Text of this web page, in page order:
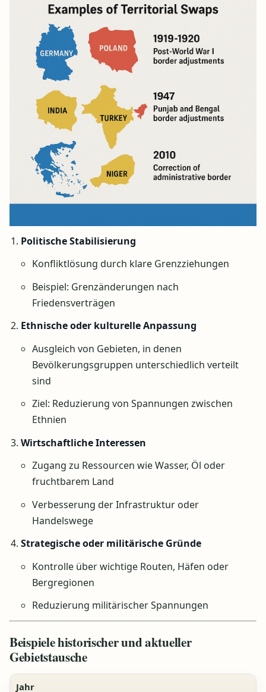
Politische Stabilisierung
Konfliktlösung durch klare Grenzziehungen
Beispiel: Grenzänderungen nach
Friedensverträgen
Ethnische oder kulturelle Anpassung
Ausgleich von Gebieten, in denen
Bevölkerungsgruppen unterschiedlich verteilt
sind
Ziel: Reduzierung von Spannungen zwischen
Ethnien
Wirtschaftliche Interessen
Zugang zu Ressourcen wie Wasser, Öl oder
fruchtbarem Land
Verbesserung der Infrastruktur oder
Handelswege
Strategische oder militärische Gründe
Kontrolle über wichtige Routen, Häfen oder
Bergregionen
Reduzierung militärischer Spannungen
Beispiele historischer und aktueller
Gebietstausche
Jahr